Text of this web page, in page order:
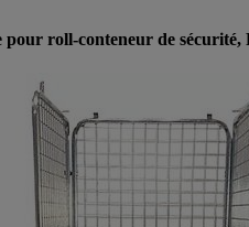
pour roll-conteneur de sécurité,